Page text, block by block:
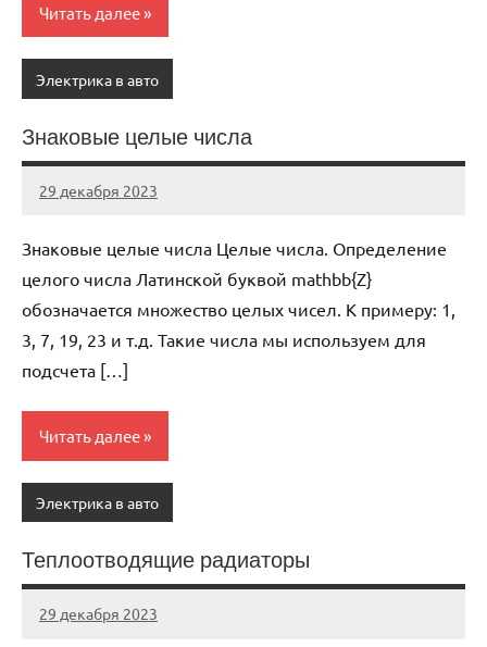
Читать далее
Электрика в авто
Знаковые целые числа
29 декабря 2023
avtogear63_r
Нет
Знаковые целые числа Целые числа. Определение
целого числа Латинской буквой mathbb{Z}
обозначается множество целых чисел. К примеру: 1,
3, 7, 19, 23 и т.д. Такие числа мы используем для
подсчета […]
Читать далее
Электрика в авто
Теплоотводящие радиаторы
29 декабря 2023
avtogear63_r
Нет